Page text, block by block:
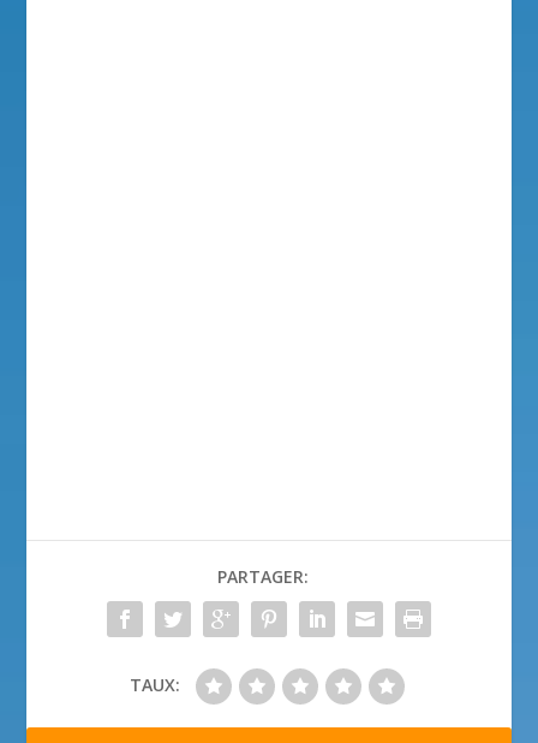
PARTAGER:
TAUX: